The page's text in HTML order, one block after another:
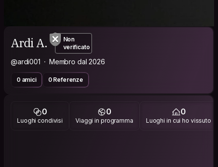
Ardi A.
Non
verificato
@ardi001 Membro dal 2026
0 amici 0 Referenze
0
Luoghi condivisi
0
Viaggi in programma
0
Luoghi in cui ho vissuto